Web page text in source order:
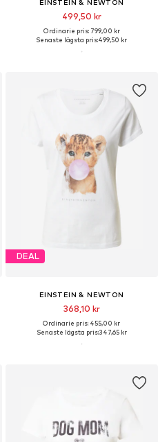
EINSTEIN & NEWTON
499,50 kr
Ordinarie pris: 799,00 kr
Senaste lägsta pris:499,50 kr
DEAL
EINSTEIN & NEWTON
368,10 kr
Ordinarie pris: 455,00 kr
Senaste lägsta pris:347,65 kr